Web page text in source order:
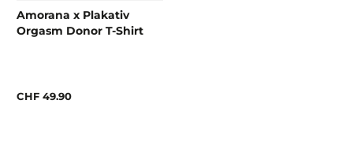
Amorana x Plakativ
Orgasm Donor T-Shirt
CHF 49.90